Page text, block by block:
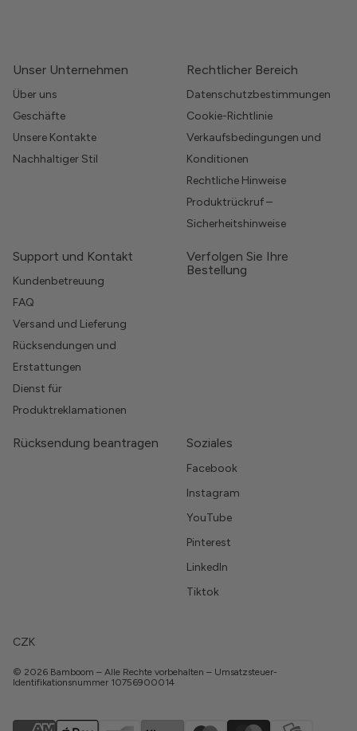
Unser Unternehmen
Über uns
Geschäfte
Unsere Kontakte
Nachhaltiger Stil
Rechtlicher Bereich
Datenschutzbestimmungen
Cookie-Richtlinie
Verkaufsbedingungen und
Konditionen
Rechtliche Hinweise
Produktrückruf –
Sicherheitshinweise
Support und Kontakt
Kundenbetreuung
FAQ
Versand und Lieferung
Rücksendungen und
Erstattungen
Dienst für
Produktreklamationen
Verfolgen Sie Ihre
Bestellung
Rücksendung beantragen Soziales
Facebook
Instagram
YouTube
Pinterest
LinkedIn
Tiktok
CZK
© 2026 Bamboom – Alle Rechte vorbehalten – Umsatzsteuer-
Identifikationsnummer 10756900014